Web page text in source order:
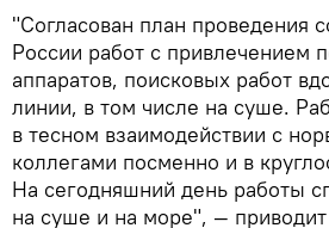
"Согласован план проведения
России работ с привлечением
аппаратов, поисковых работ
линии, в том числе на суше.
в тесном взаимодействии с
коллегами посменно и в
На сегодняшний день работы
на суше и на море", — приводит